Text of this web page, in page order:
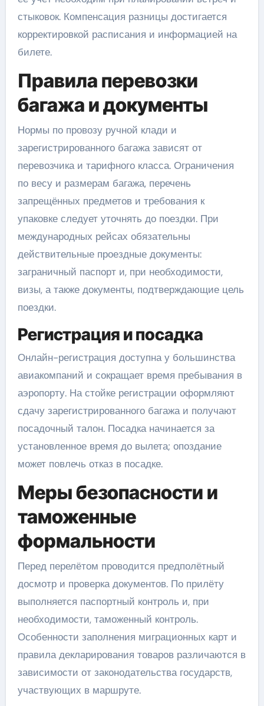
стыковок. Компенсация разницы достигается
корректировкой расписания и информацией на
билете.
Правила перевозки
багажа и документы
Нормы по провозу ручной клади и
зарегистрированного багажа зависят от
перевозчика и тарифного класса. Ограничения
по весу и размерам багажа, перечень
запрещённых предметов и требования к
упаковке следует уточнять до поездки. При
международных рейсах обязательны
действительные проездные документы:
заграничный паспорт и, при необходимости,
визы, а также документы, подтверждающие цель
поездки.
Регистрация и посадка
Онлайн-регистрация доступна у большинства
авиакомпаний и сокращает время пребывания в
аэропорту. На стойке регистрации оформляют
сдачу зарегистрированного багажа и получают
посадочный талон. Посадка начинается за
установленное время до вылета; опоздание
может повлечь отказ в посадке.
Меры безопасности и
таможенные
формальности
Перед перелётом проводится предполётный
досмотр и проверка документов. По прилёту
выполняется паспортный контроль и, при
необходимости, таможенный контроль.
Особенности заполнения миграционных карт и
правила декларирования товаров различаются в
зависимости от законодательства государств,
участвующих в маршруте.